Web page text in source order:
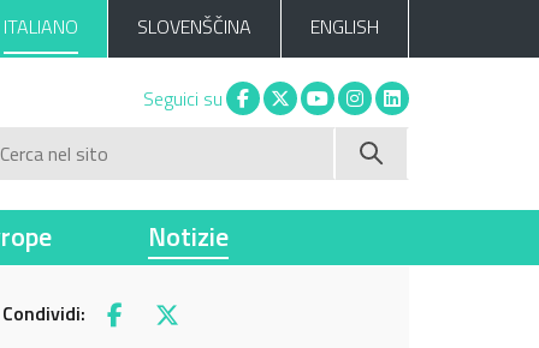
ITALIANO SLOVENŠČINA ENGLISH
Seguici su Facebook
X You tubeInstagram
Linkedin
Notizie
Condividi: Facebook
X